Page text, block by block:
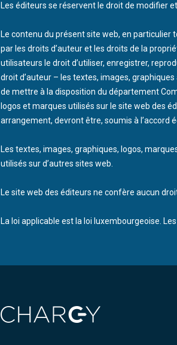
Les éditeurs se réservent le droit de modifier
Le contenu du présent site web, en
par les droits d’auteur et les droits de la
utilisateurs le droit d’utiliser, enregistrer,
droit d’auteur – les textes, images,
de mettre à la disposition du département
logos et marques utilisés sur le site web des
arrangement, devront être, soumis à l’accord
Les textes, images, graphiques, logos,
utilisés sur d’autres sites web.
Le site web des éditeurs ne confère aucun
La loi applicable est la loi luxembourgeoise.